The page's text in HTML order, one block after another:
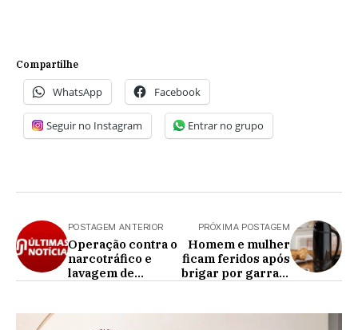
Compartilhe
WhatsApp Facebook
Seguir no Instagram Entrar no grupo
POSTAGEM ANTERIOR
Operação contra o
narcotráfico e
lavagem de
Brasil e na Itália
PRÓXIMA POSTAGEM
Homem e mulher
ficam feridos após
brigar por garrafa